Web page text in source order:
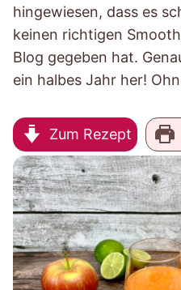
hingewiesen, dass es
keinen richtigen
Blog gegeben hat.
ein halbes Jahr her!
Zum Rezept